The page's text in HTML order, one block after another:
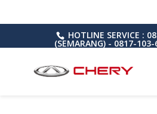
HOTLINE SERVICE :
(SEMARANG) - 0817-103-